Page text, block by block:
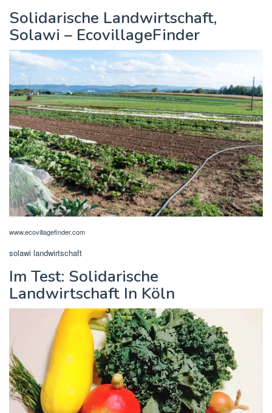
Solidarische Landwirtschaft,
Solawi – EcovillageFinder
www.ecovillagefinder.com
solawi landwirtschaft
Im Test: Solidarische
Landwirtschaft In Köln